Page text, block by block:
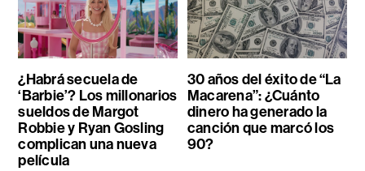
¿Habrá secuela de
‘Barbie’? Los millonarios
sueldos de Margot
Robbie y Ryan Gosling
complican una nueva
película
30 años del éxito de “La
Macarena”: ¿Cuánto
dinero ha generado la
canción que marcó los
90?